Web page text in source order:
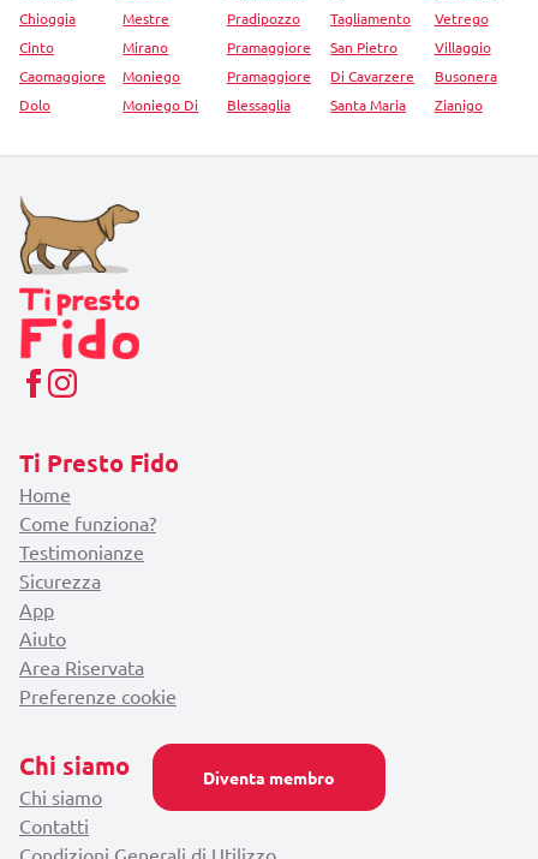
Diventa membro
Chioggia
Cinto
Caomaggiore
Dolo
Mestre
Mirano
Moniego
Moniego Di
Pradipozzo
Pramaggiore
Pramaggiore
Blessaglia
Tagliamento
San Pietro
Di Cavarzere
Santa Maria
Vetrego
Villaggio
Busonera
Zianigo
Ti Presto Fido
Home
Come funziona?
Testimonianze
Sicurezza
App
Aiuto
Area Riservata
Preferenze cookie
Chi siamo
Chi siamo
Contatti
Condizioni Generali di Utilizzo